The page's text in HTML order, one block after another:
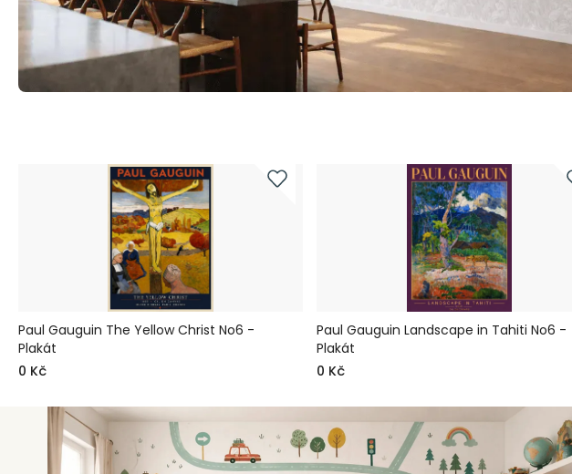
Paul Gauguin The Yellow Christ No6 -
Plakát
0 Kč
Paul Gauguin Landscape in Tahiti No6 -
Plakát
0 Kč